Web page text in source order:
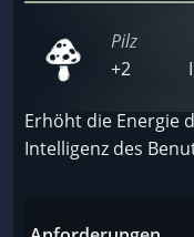
Pilz
+2
Erhöht die Energie
Intelligenz des